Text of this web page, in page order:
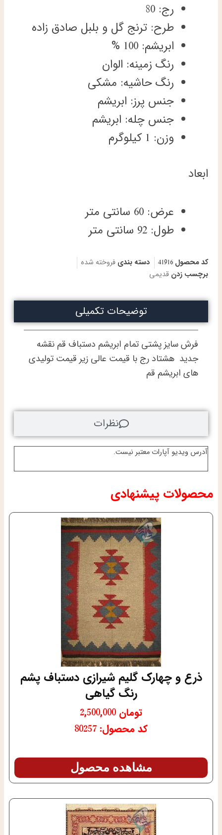
رج: 80
طرح: ترنج گل و بلبل صادق زاده
ابریشم: 100 %
رنگ زمینه: الوان
رنگ حاشیه: مشکی
جنس پرز: ابریشم
جنس چله: ابریشم
وزن: 1 کیلوگرم
ابعاد
عرض: 60 سانتی متر
طول: 92 سانتی متر
کد محصول 41916 دسته بندی فروخته شده
برچسب زدن قدیمی
آدرس ویدیو آپارات معتبر نیست.
توضیحات تکمیلی
نظرات
فرش سایز پشتی تمام ابریشم دستباف قم نقشه
جدید هشتاد رج با قیمت عالی زیر قیمت تولیدی
های ابریشم قم
محصولات پیشنهادی
ذرع و چهارک گلیم شیرازی دستباف پشم
رنگ گیاهی
تومان
کد محصول: 80257
مشاهده محصول